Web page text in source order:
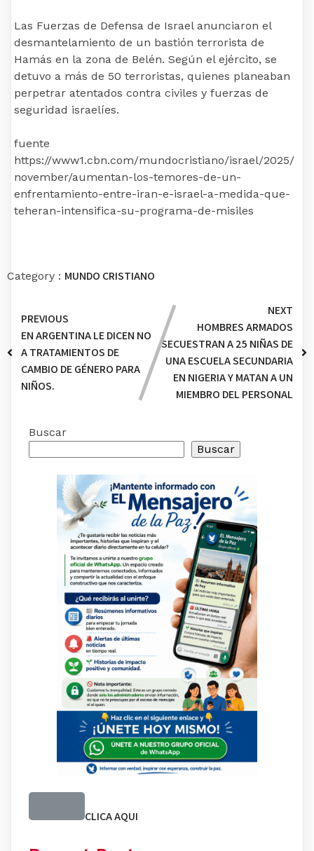
Las Fuerzas de Defensa de Israel anunciaron el
desmantelamiento de un bastión terrorista de
Hamás en la zona de Belén. Según el ejército, se
detuvo a más de 50 terroristas, quienes planeaban
perpetrar atentados contra civiles y fuerzas de
seguridad israelíes.
fuente
https://www1.cbn.com/mundocristiano/israel/2025/
november/aumentan-los-temores-de-un-
enfrentamiento-entre-iran-e-israel-a-medida-que-
teheran-intensifica-su-programa-de-misiles
Category : MUNDO CRISTIANO
PREVIOUS
EN ARGENTINA LE DICEN NO
A TRATAMIENTOS DE
CAMBIO DE GÉNERO PARA
NIÑOS.
NEXT
HOMBRES ARMADOS
SECUESTRAN A 25 NIÑAS DE
UNA ESCUELA SECUNDARIA
EN NIGERIA Y MATAN A UN
MIEMBRO DEL PERSONAL
Buscar
Buscar
CLICA AQUI